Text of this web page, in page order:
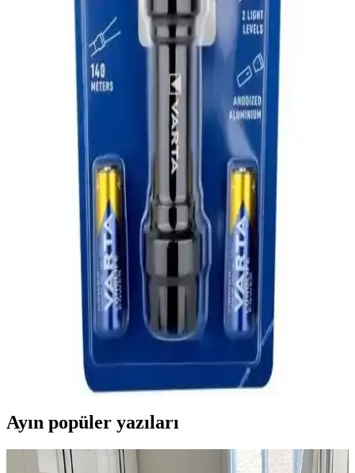
Anka Süper Parlak 9 LEDli metal mini el feneri, kompakt boyutu ve
yüksek performansıyla kamp, acil durumlar ve dış mekan aktiviteleri
için ideal, dayanıklı ve taşınabilir bir aydınlatma çözümüdür.
Watton WT-600 Güçlü 3000 Lümen LED El Feneri
Yüksek Performans ve Dayanıklılık
Watton WT-600, 3000 Lümen LED güç seviyesi, dayanıklı
alüminyum gövdesi ve çok yönlü kullanım özellikleriyle öne çıkan
yüksek performanslı el feneridir.
Varta 16611 LED Penlight: Kompakt ve Dayanıklı
El Feneri, Güçlü LED Teknolojisi ile Kullanım
Varta 16611 LED Penlight, metal gövdesi, enerji tasarruflu LED
teknolojisi ve kompakt tasarımıyla günlük ve profesyonel
kullanımlar için ideal, pratik ve dayanıklı bir el feneridir.
Varta 18711 Indestructible F20 Pro 6W LED El
Feneri Güçlü ve Dayanıklı Tasarımıyla Öne Çıkıyor
Varta 18711 Indestructible F20 Pro, 6W LED ile yüksek parlaklık
sağlayan, dayanıklı ve ergonomik tasarımıyla dış mekan ve acil
durumlar için ideal bir el feneridir.
Ayın popüler yazıları